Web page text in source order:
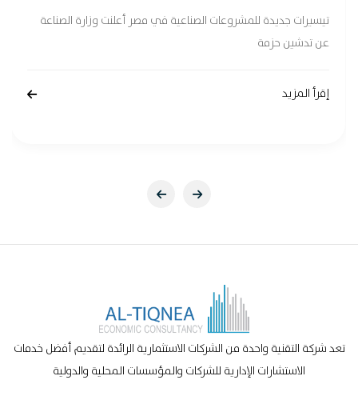
تيسيرات جديدة للمشروعات الصناعية في مصر أعلنت وزارة الصناعة
عن تدشين حزمة
إقرأ المزيد
تعد شركة التقنية واحدة من الشركات الاستثمارية الرائدة لتقديم أفضل خدمات
الاستشارات الإدارية للشركات والمؤسسات المحلية والدولية